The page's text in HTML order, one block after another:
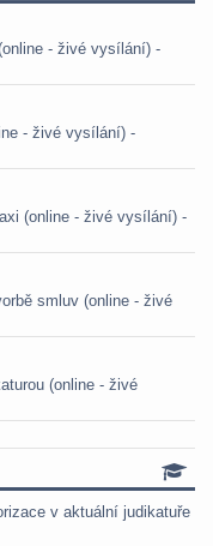
- živé vysílání) -
- živé vysílání) -
(online - živé vysílání) -
smluv (online - živé
(online - živé
v aktuální judikatuře